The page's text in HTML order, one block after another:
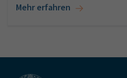
Mehr erfahren